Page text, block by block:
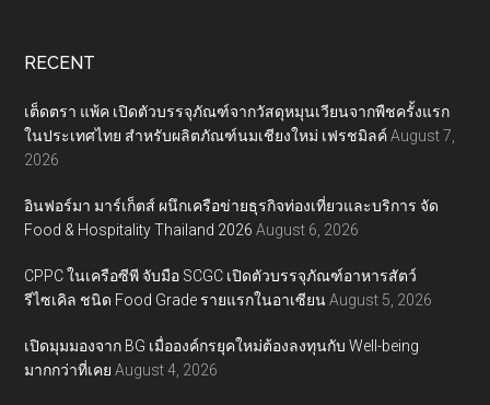
RECENT
เต็ดตรา แพ้ค เปิดตัวบรรจุภัณฑ์จากวัสดุหมุนเวียนจากพืชครั้งแรก
ในประเทศไทย สำหรับผลิตภัณฑ์นมเชียงใหม่ เฟรชมิลค์ August 7,
2026
อินฟอร์มา มาร์เก็ตส์ ผนึกเครือข่ายธุรกิจท่องเที่ยวและบริการ จัด
Food & Hospitality Thailand 2026 August 6, 2026
CPPC ในเครือซีพี จับมือ SCGC เปิดตัวบรรจุภัณฑ์อาหารสัตว์
รีไซเคิล ชนิด Food Grade รายแรกในอาเซียน August 5, 2026
เปิดมุมมองจาก BG เมื่อองค์กรยุคใหม่ต้องลงทุนกับ Well-being
มากกว่าที่เคย August 4, 2026